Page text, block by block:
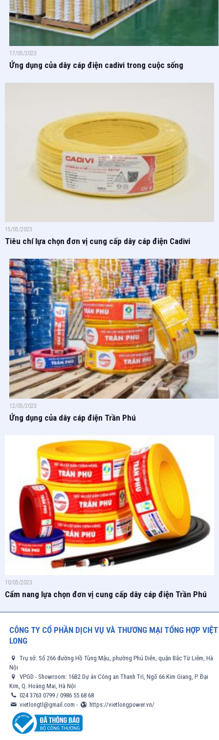
17/05/2023
Ứng dụng của dây cáp điện cadivi trong cuộc sống
15/05/2023
Tiêu chí lựa chọn đơn vị cung cấp dây cáp điện Cadivi
12/05/2023
Ứng dụng của dây cáp điện Trần Phú
10/05/2023
Cẩm nang lựa chọn đơn vị cung cấp dây cáp điện Trần Phú
CÔNG TY CỔ PHẦN DỊCH VỤ VÀ THƯƠNG MẠI TỔNG HỢP VIỆT
LONG
Trụ sở: Số 266 đường Hồ Tùng Mậu, phường Phú Diễn, quận Bắc Từ Liêm, Hà
Nội
VPGD - Showroom: 16B2 Dự án Công an Thanh Trì, Ngõ 66 Kim Giang, P. Đại
Kim, Q. Hoàng Mai, Hà Nội
024 3763 0799/ 0986 55 68 68
vietlongtl@gmail.com - https://vietlongpower.vn/